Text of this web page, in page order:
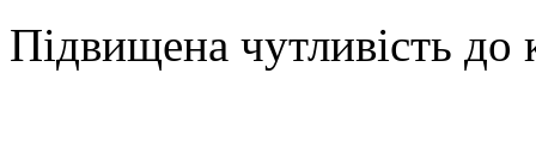
Підвищена чутливість до